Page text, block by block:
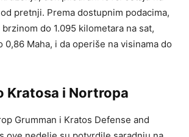
pretnji. Prema dostupnim podacima,
do 1.095 kilometara na sat,
Maha, i da operiše na visinama do
Kratosa i Nortropa
Grumman i Kratos Defense and